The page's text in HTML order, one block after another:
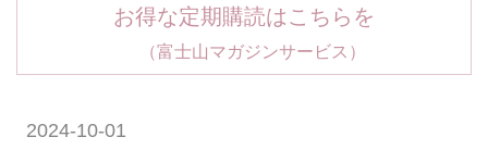
お得な定期購読はこちらを
（富士山マガジンサービス）
2024-10-01